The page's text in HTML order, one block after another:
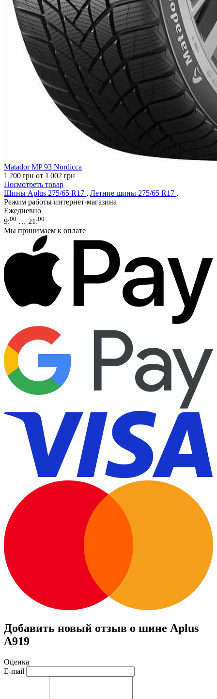
Matador MP 93 Nordicca
1 200грн от 1 002грн
Посмотреть товар
Шины Aplus 275/65 R17 , Летние шины 275/65 R17 ,
Режим работы интернет-магазина
Ежедневно
9:00 … 21:00
Мы принимаем к оплате
Добавить новый отзыв о шине Aplus
A919
Оценка
E-mail